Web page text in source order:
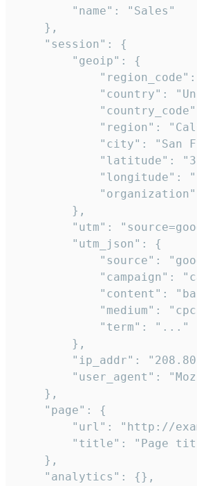
        "name": "Sales"
    },
    "session": {
        "geoip": {
"country":
"region":
"city": "San
"latitude":
"longitude":
        },
"utm":
        "utm_json": {
"source":
"campaign":
"content":
"medium":
            "term": "..."
        },
"ip_addr":
"user_agent":
    },
    "page": {
"url": "http://
"title": "Page
    },
    "analytics": {},